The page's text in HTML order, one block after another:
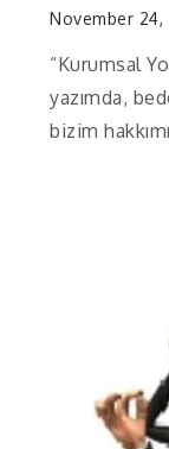
November 24,
“Kurumsal
yazımda,
bizim